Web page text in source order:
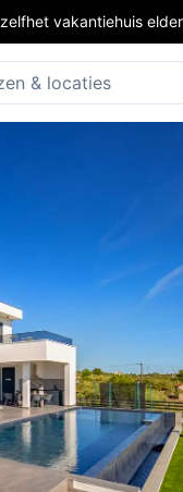
vakantiehuis